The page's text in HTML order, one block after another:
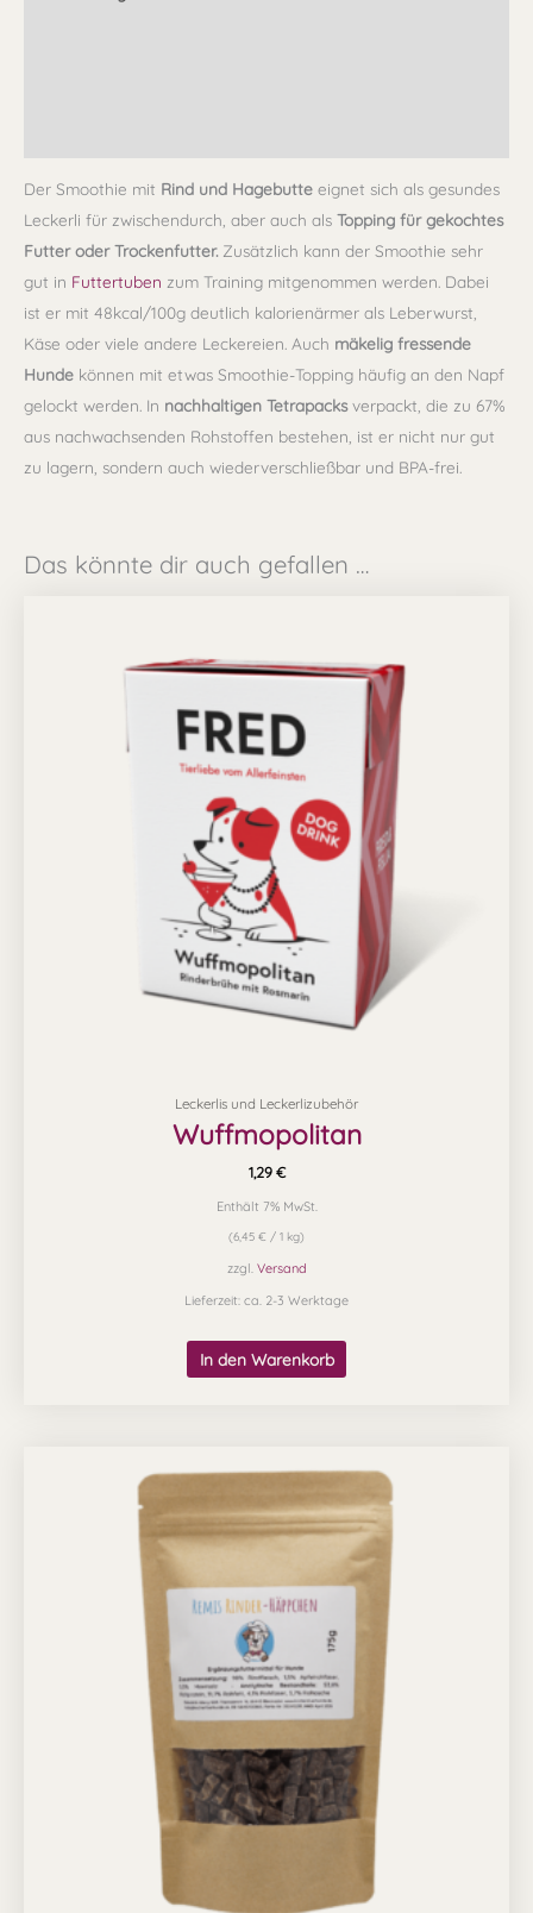
Der Smoothie mit Rind und Hagebutte eignet sich als gesundes
Leckerli für zwischendurch, aber auch als Topping für gekochtes
Futter oder Trockenfutter. Zusätzlich kann der Smoothie sehr
gut in Futtertuben zum Training mitgenommen werden. Dabei
ist er mit 48kcal/100g deutlich kalorienärmer als Leberwurst,
Käse oder viele andere Leckereien. Auch mäkelig fressende
Hunde können mit etwas Smoothie-Topping häufig an den Napf
gelockt werden. In nachhaltigen Tetrapacksverpackt, die zu 67%
aus nachwachsenden Rohstoffen bestehen, ist er nicht nur gut
zu lagern, sondern auch wiederverschließbar und BPA-frei.
Das könnte dir auch gefallen …
Leckerlis und Leckerlizubehör
Wuffmopolitan
1,29 €
Enthält 7% MwSt.
(6,45 € / 1 kg)
zzgl. Versand
Lieferzeit: ca. 2-3 Werktage
In den Warenkorb